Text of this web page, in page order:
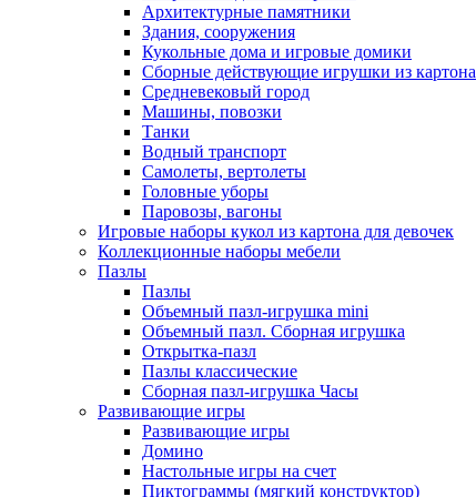
Архитектурные памятники
Здания, сооружения
Кукольные дома и игровые домики
Сборные действующие игрушки из картона
Средневековый город
Машины, повозки
Танки
Водный транспорт
Самолеты, вертолеты
Головные уборы
Паровозы, вагоны
Игровые наборы кукол из картона для девочек
Коллекционные наборы мебели
Пазлы
Пазлы
Объемный пазл-игрушка mini
Объемный пазл. Сборная игрушка
Открытка-пазл
Пазлы классические
Сборная пазл-игрушка Часы
Развивающие игры
Развивающие игры
Домино
Настольные игры на счет
Пиктограммы (мягкий конструктор)